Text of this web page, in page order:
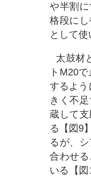
や半割
格段に
として
太鼓材
トM20
するよう
きく不
蔵して
る【図9
るが、
合わせ
いる【